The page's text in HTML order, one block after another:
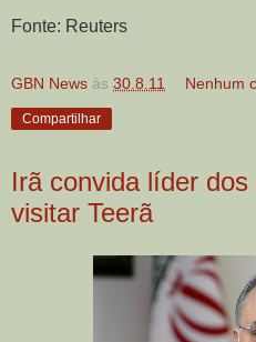
Fonte: Reuters
GBN News às 30.8.11 Nenhum
Compartilhar
Irã convida líder
visitar Teerã